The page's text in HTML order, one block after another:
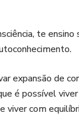
seu trabalho e
mil técnicas.
que funcione
com a
te ensino
expansão de
é possível
viver com